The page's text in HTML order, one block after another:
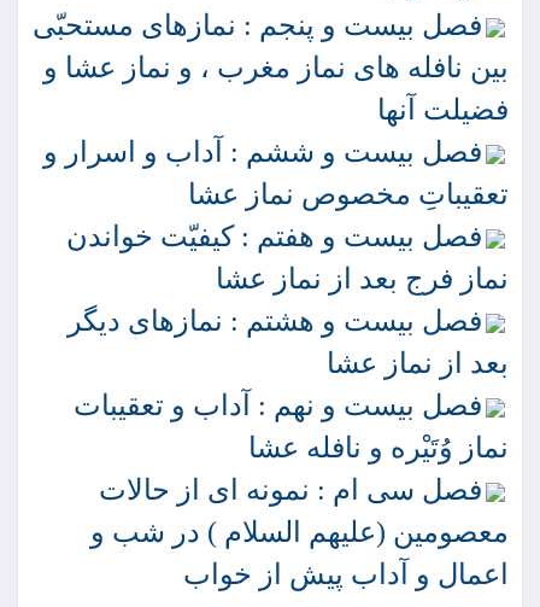
فصل بيست و پنجم : نمازهاى مستحبّى
بين نافله هاى نماز مغرب ، و نماز عشا و
فضيلت آنها
فصل بيست و ششم : آداب و اسرار و
تعقيباتِ مخصوص نماز عشا
فصل بيست و هفتم : كيفيّت خواندن
نماز فرج بعد از نماز عشا
فصل بيست و هشتم : نمازهاى ديگر
بعد از نماز عشا
فصل بيست و نهم : آداب و تعقيبات
نماز وُتَيْره و نافله عشا
فصل سى ام : نمونه اى از حالات
معصومين (عليهم السلام ) در شب و
اعمال و آداب پيش از خواب